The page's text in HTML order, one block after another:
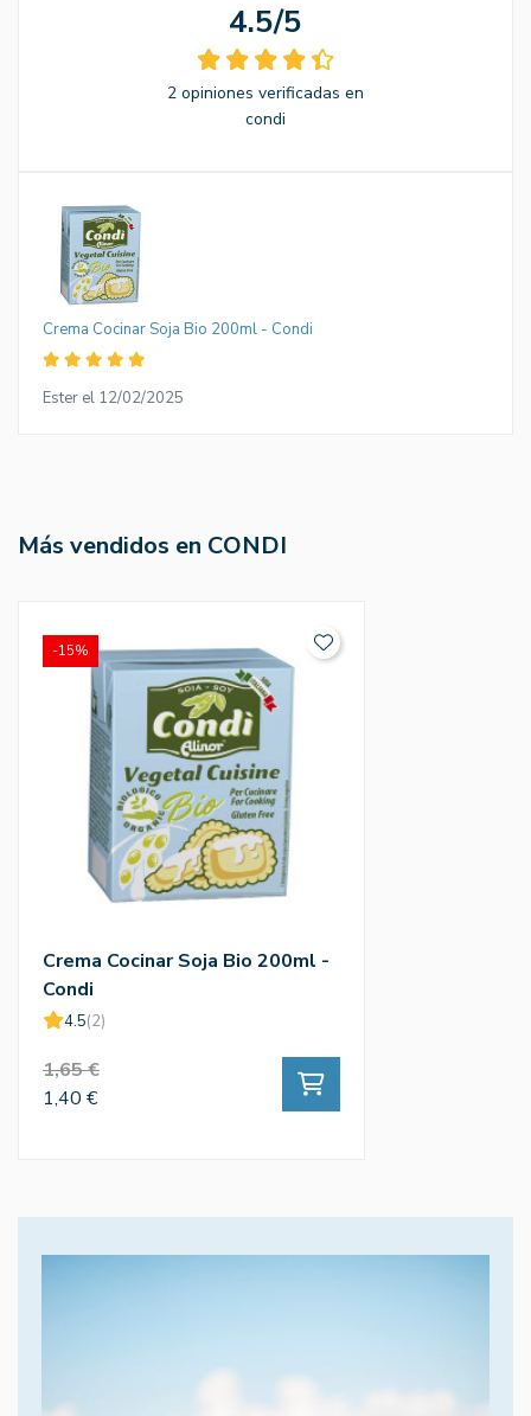
4.5/5
2 opiniones verificadas en
condi
Crema Cocinar Soja Bio 200ml - Condi
Ester el 12/02/2025
Más vendidos en CONDI
Crema Cocinar Soja Bio 200ml -
Condi
4.5(2)
1,65 €
1,40 €
-15%